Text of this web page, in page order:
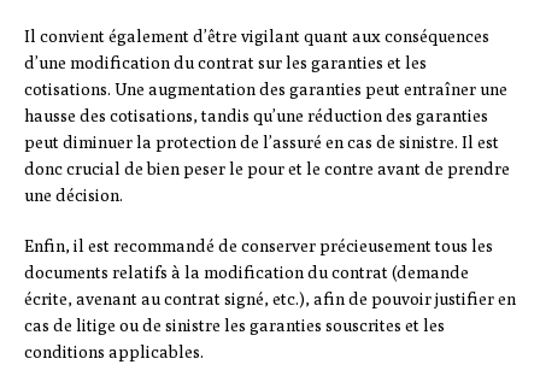
Il convient également d’être vigilant quant aux conséquences
d’une modification du contrat sur les garanties et les
cotisations. Une augmentation des garanties peut entraîner une
hausse des cotisations, tandis qu’une réduction des garanties
peut diminuer la protection de l’assuré en cas de sinistre. Il est
donc crucial de bien peser le pour et le contre avant de prendre
une décision.
Enfin, il est recommandé de conserver précieusement tous les
documents relatifs à la modification du contrat (demande
écrite, avenant au contrat signé, etc.), afin de pouvoir justifier en
cas de litige ou de sinistre les garanties souscrites et les
conditions applicables.